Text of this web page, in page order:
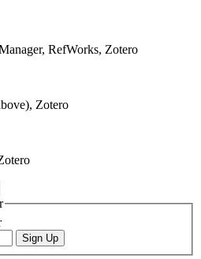
RefWorks, Zotero
Zotero